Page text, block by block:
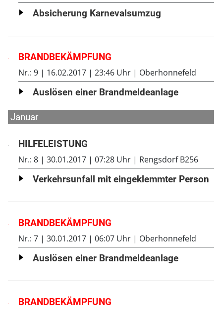
Absicherung Karnevalsumzug
BRANDBEKÄMPFUNG
Nr.: 9 16.02.2017 23:46 Uhr Oberhonnefeld
Auslösen einer Brandmeldeanlage
Januar
HILFELEISTUNG
Nr.: 8 30.01.2017 07:28 Uhr Rengsdorf B256
Verkehrsunfall mit eingeklemmter Person
BRANDBEKÄMPFUNG
Nr.: 7 30.01.2017 06:07 Uhr Oberhonnefeld
Auslösen einer Brandmeldeanlage
BRANDBEKÄMPFUNG